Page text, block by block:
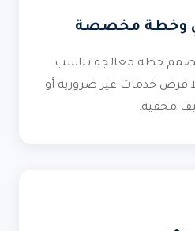
وخطة مخصصة
ونصمم خطة معالجة تناسب
لا فرض خدمات غير ضرورية أو
مخفية.